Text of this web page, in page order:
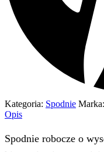
Kategoria: Spodnie Marka:
Opis
Spodnie robocze o